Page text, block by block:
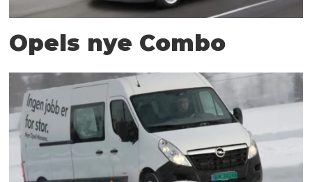
Opels nye Combo